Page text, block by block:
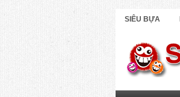
SIÊU BỰA